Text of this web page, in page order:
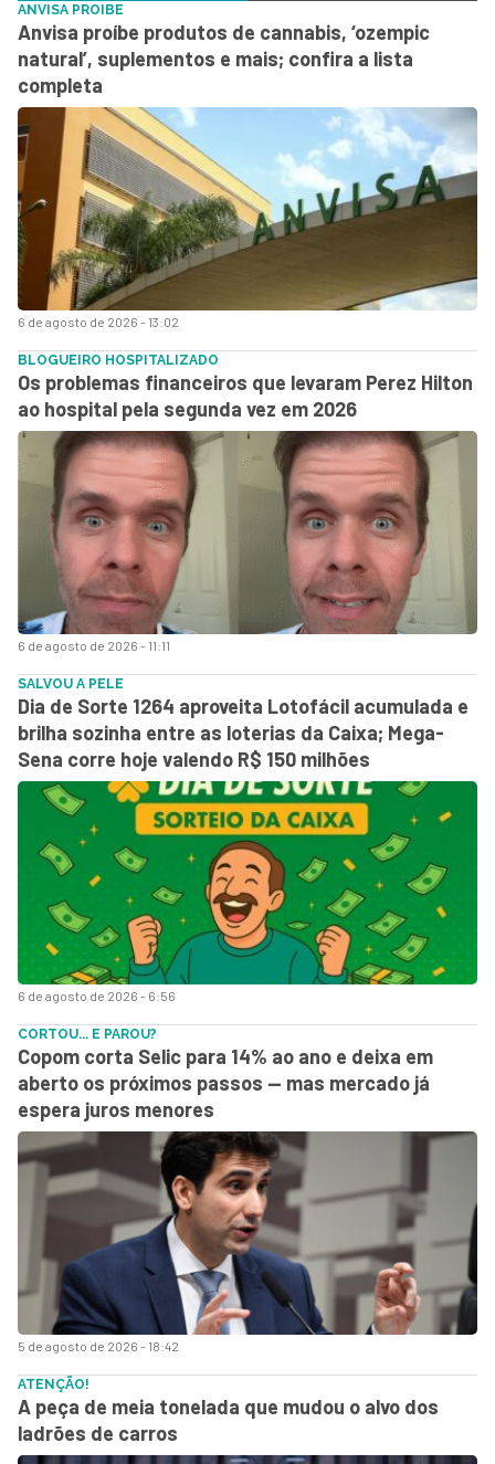
6 de agosto de 2026 - 13:02
ANVISA PROIBE
Anvisa proíbe produtos de cannabis, ‘ozempic
natural’, suplementos e mais; confira a lista
completa
6 de agosto de 2026 - 11:11
BLOGUEIRO HOSPITALIZADO
Os problemas financeiros que levaram Perez Hilton
ao hospital pela segunda vez em 2026
6 de agosto de 2026 - 6:56
SALVOU A PELE
Dia de Sorte 1264 aproveita Lotofácil acumulada e
brilha sozinha entre as loterias da Caixa; Mega-
Sena corre hoje valendo R$ 150 milhões
5 de agosto de 2026 - 18:42
CORTOU... E PAROU?
Copom corta Selic para 14% ao ano e deixa em
aberto os próximos passos — mas mercado já
espera juros menores
ATENÇÃO!
A peça de meia tonelada que mudou o alvo dos
ladrões de carros